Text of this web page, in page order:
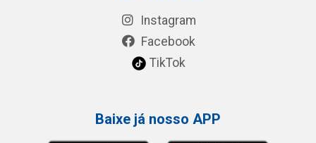
Instagram
Facebook
TikTok
Baixe já nosso APP